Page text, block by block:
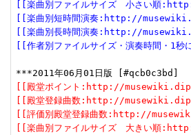
[[楽曲別ファイルサイズ　小さい
[[楽曲別短時間演奏:http://
[[楽曲別長時間演奏:http://
[[作者別ファイルサイズ・演奏時間
[[殿堂ポイント:http://
[[殿堂登録曲数:http://
[[評価別殿堂登録曲数:http://
[[楽曲別ファイルサイズ　大きい